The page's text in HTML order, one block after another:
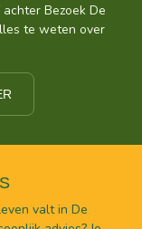
Bezoek De
te weten over
valt in De